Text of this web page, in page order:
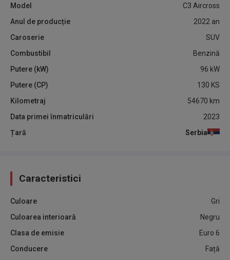
Model
C3 Aircross
Anul de producție
2022 an
Caroserie
SUV
Combustibil
Benzină
Putere (kW)
96 kW
Putere (CP)
130 KS
Kilometraj
54670 km
Data primei înmatriculări
2023
Țară
Serbia
Caracteristici
Culoare
Gri
Culoarea interioară
Negru
Clasa de emisie
Euro 6
Conducere
Față